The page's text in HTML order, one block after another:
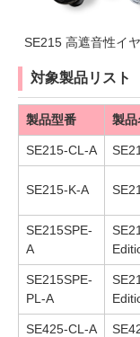
SE215 高遮音性イ
対象製品リスト
製品型番 製品
SE215-CL-A
SE215-K-A
SE215SPE-
A
SE215SPE-
PL-A
SE425-CL-A